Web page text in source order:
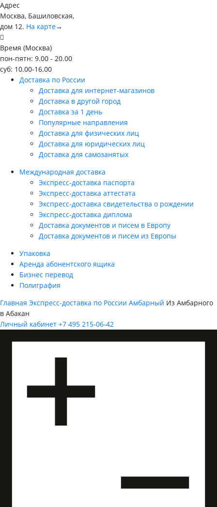
Адрес
Москва, Башиловская,
дом 12. На карте→
Время (Москва)
пон-пятн: 9.00 - 20.00
суб: 10.00-16.00
Доставка по России
Доставка для интернет-магазинов
Доставка в другой город
Доставка за 1 день
Популярные направления
Доставка для физических лиц
Доставка для юридических лиц
Доставка для самозанятых
Международная доставка
Экспресс-доставка паспорта
Экспресс-доставка аттестата
Экспресс-доставка свидетельства о рождении
Экспресс-доставка диплома
Доставка документов и писем в Европу
Доставка документов и писем из Европы
Упаковка
Аренда абонентского ящика
Бизнес перевод
Полиграфия
Главная Экспресс-доставка по России Амбарный Из Амбарного
в Абакан
Личный кабинет +7 495 215-06-42